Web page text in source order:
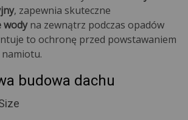
, zapewnia skuteczne
wodyna zewnątrz podczas opadów
to ochronę przed powstawaniem
namiotu.
budowa dachu